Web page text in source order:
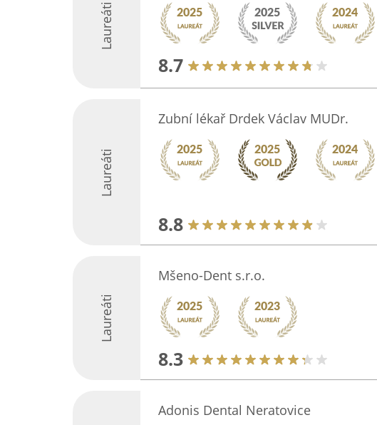
Laureáti
8.7
Laureáti
Zubní lékař Drdek Václav MUDr.
8.8
Laureáti
Mšeno-Dent s.r.o.
8.3
Adonis Dental Neratovice